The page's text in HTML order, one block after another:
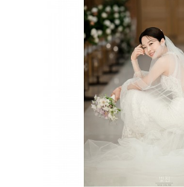
아펠가모 선릉